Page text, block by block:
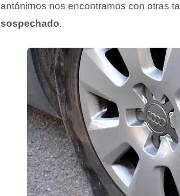
antónimos nos encontramos con otras
sospechado.